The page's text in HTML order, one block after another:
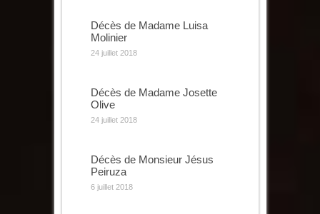
Décès de Madame Luisa
Molinier
24 juillet 2018
Décès de Madame Josette
Olive
24 juillet 2018
Décès de Monsieur Jésus
Peiruza
6 juillet 2018